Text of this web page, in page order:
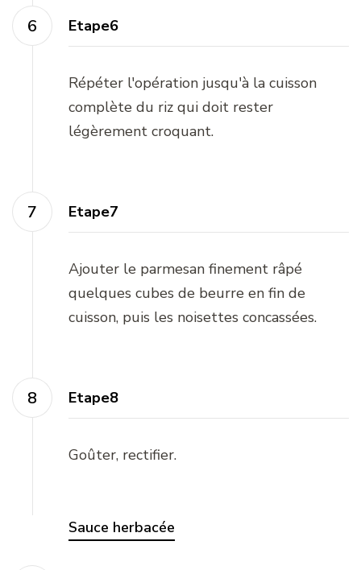
Etape6
Répéter l'opération jusqu'à la cuisson
complète du riz qui doit rester
légèrement croquant.
Etape7
Ajouter le parmesan finement râpé
quelques cubes de beurre en fin de
cuisson, puis les noisettes concassées.
Etape8
Goûter, rectifier.
Sauce herbacée